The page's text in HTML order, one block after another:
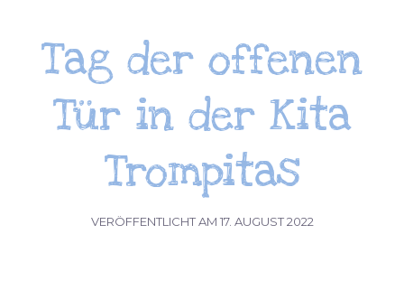
Tag der offenen
Tür in der Kita
Trompitas
VERÖFFENTLICHT AM 17. AUGUST 2022